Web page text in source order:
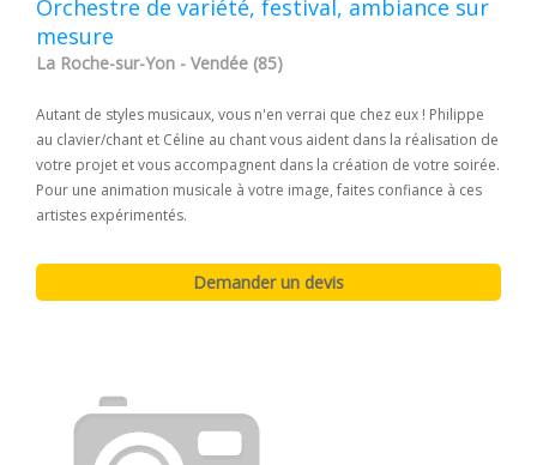
Orchestre de variété, festival, ambiance sur
mesure
La Roche-sur-Yon - Vendée (85)
Autant de styles musicaux, vous n'en verrai que chez eux ! Philippe
au clavier/chant et Céline au chant vous aident dans la réalisation de
votre projet et vous accompagnent dans la création de votre soirée.
Pour une animation musicale à votre image, faites confiance à ces
artistes expérimentés.